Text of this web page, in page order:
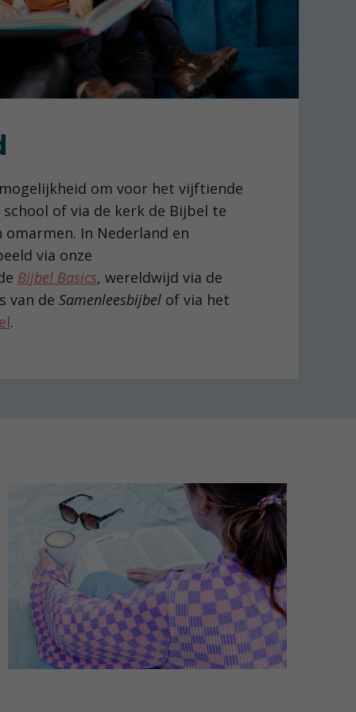
om voor het vijftiende
of via de kerk de Bijbel te
In Nederland en
via onze
Bijbel Basics, wereldwijd via de
van de Samenleesbijbel of via het
.